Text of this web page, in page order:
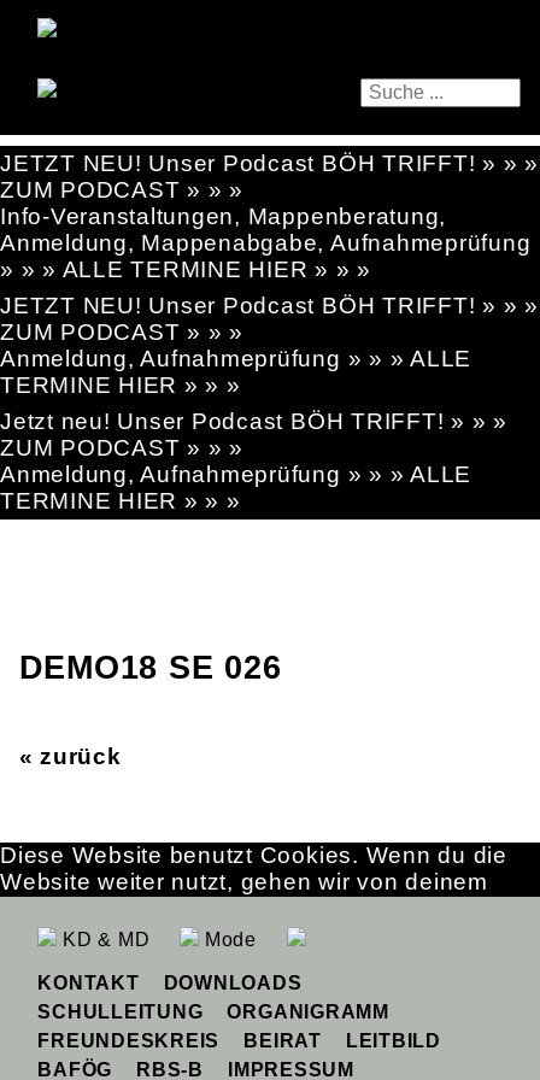
JETZT NEU! Unser Podcast BÖH TRIFFT! » » »
ZUM PODCAST » » »
Info-Veranstaltungen, Mappenberatung,
Anmeldung, Mappenabgabe, Aufnahmeprüfung
» » » ALLE TERMINE HIER » » »
JETZT NEU! Unser Podcast BÖH TRIFFT! » » »
ZUM PODCAST » » »
Anmeldung, Aufnahmeprüfung » » » ALLE
TERMINE HIER » » »
Jetzt neu! Unser Podcast BÖH TRIFFT! » » »
ZUM PODCAST » » »
Anmeldung, Aufnahmeprüfung » » » ALLE
TERMINE HIER » » »
DEMO18 SE 026
« zurück
KD & MD Mode
KONTAKT
DOWNLOADS
SCHULLEITUNG
ORGANIGRAMM
FREUNDESKREIS
BEIRAT
LEITBILD
BAFÖG
RBS-B IMPRESSUM
Diese Website benutzt Cookies. Wenn du die
Website weiter nutzt, gehen wir von deinem